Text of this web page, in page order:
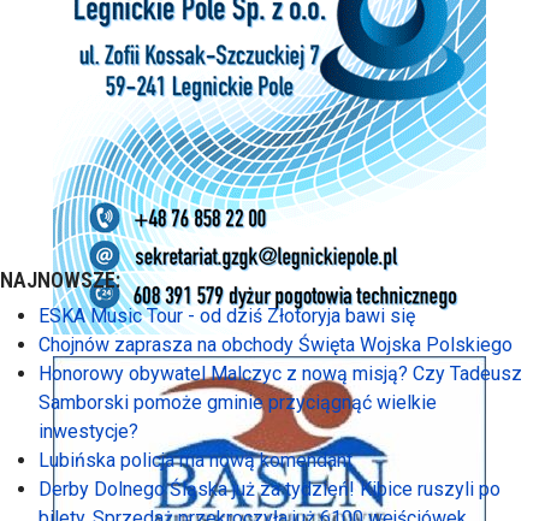
NAJNOWSZE:
ESKA Music Tour - od dziś Złotoryja bawi się
Chojnów zaprasza na obchody Święta Wojska Polskiego
Honorowy obywatel Malczyc z nową misją? Czy Tadeusz
Samborski pomoże gminie przyciągnąć wielkie
inwestycje?
Lubińska policja ma nową komendant
Derby Dolnego Śląska już za tydzień! Kibice ruszyli po